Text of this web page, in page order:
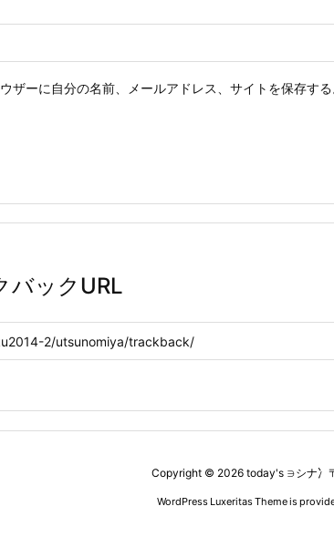
ザーに自分の名前、メールアドレス、サイトを保存する
バックURL
Copyright © 2026 today's ∋シナ冫
WordPress Luxeritas Theme is